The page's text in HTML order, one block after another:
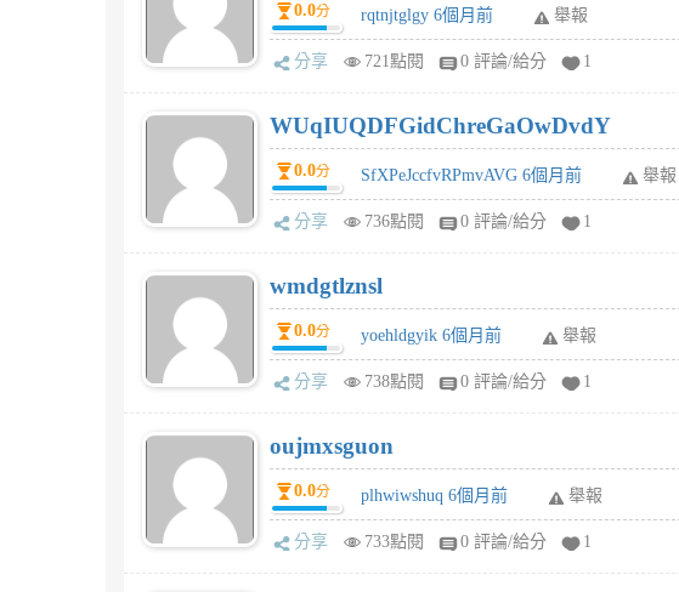
0.0分 rqtnjtglgy 6個月前 舉報
分享 721點閱 0 評論/給分 1
WUqIUQDFGidChreGaOwDvdY
0.0分 SfXPeJccfvRPmvAVG 6個月前 舉報
分享 736點閱 0 評論/給分 1
wmdgtlznsl
0.0分 yoehldgyik 6個月前 舉報
分享 738點閱 0 評論/給分 1
oujmxsguon
0.0分 plhwiwshuq 6個月前 舉報
分享 733點閱 0 評論/給分 1